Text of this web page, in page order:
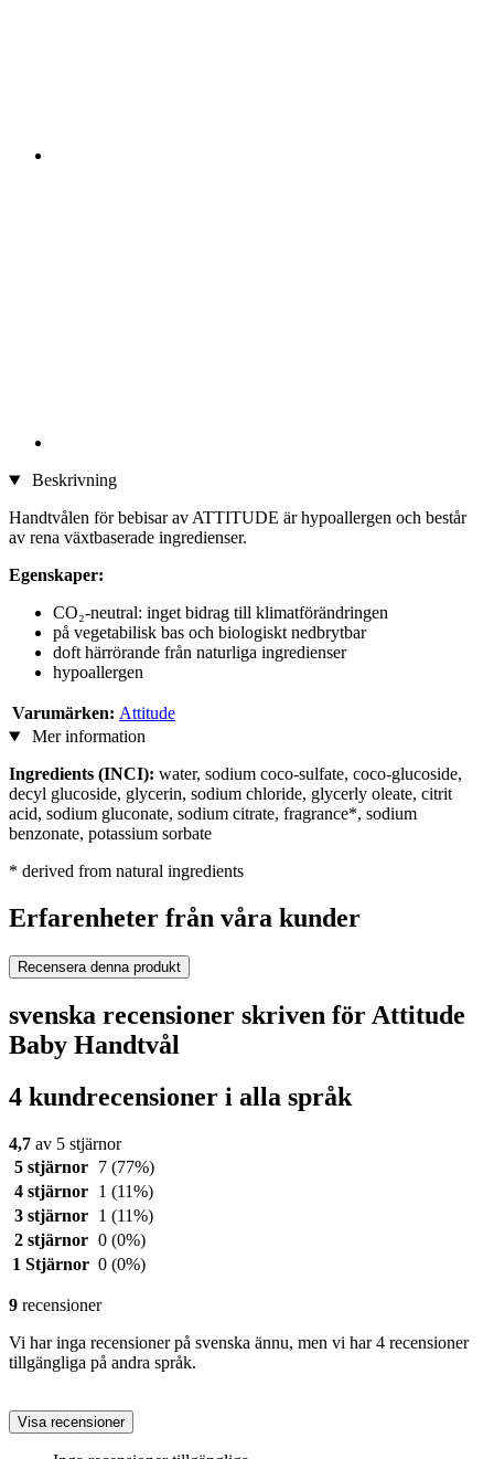
Beskrivning
Handtvålen för bebisar av ATTITUDE är hypoallergen och består
av rena växtbaserade ingredienser.
Egenskaper:
CO₂-neutral: inget bidrag till klimatförändringen
på vegetabilisk bas och biologiskt nedbrytbar
doft härrörande från naturliga ingredienser
hypoallergen
Varumärken: Attitude
Mer information
Ingredients (INCI): water, sodium coco-sulfate, coco-glucoside,
decyl glucoside, glycerin, sodium chloride, glycerly oleate, citrit
acid, sodium gluconate, sodium citrate, fragrance*, sodium
benzonate, potassium sorbate
* derived from natural ingredients
Erfarenheter från våra kunder
Recensera denna produkt
svenska recensioner skriven för Attitude
Baby Handtvål
4 kundrecensioner i alla språk
4,7 av 5 stjärnor
5 stjärnor
7 (77%)
4 stjärnor
1 (11%)
3 stjärnor
1 (11%)
2 stjärnor 0 (0%)
1 Stjärnor 0 (0%)
9 recensioner
Vi har inga recensioner på svenska ännu, men vi har 4 recensioner
tillgängliga på andra språk.
Visa recensioner